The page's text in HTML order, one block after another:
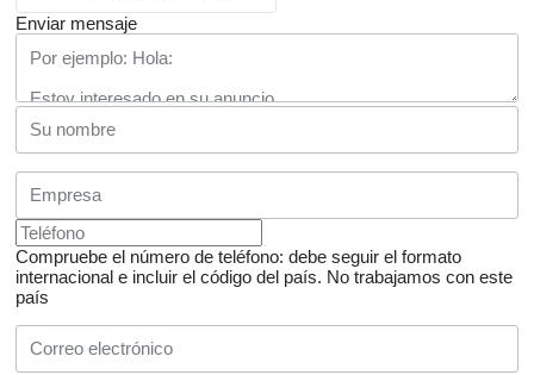
Enviar mensaje
Compruebe el número de teléfono: debe seguir el formato
internacional e incluir el código del país. No trabajamos con este
país